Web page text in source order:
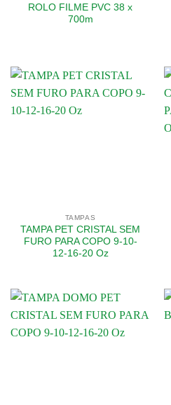
ROLO FILME PVC 38 x
700m
TAMPAS
TAMPA PET CRISTAL SEM
FURO PARA COPO 9-10-
12-16-20 Oz